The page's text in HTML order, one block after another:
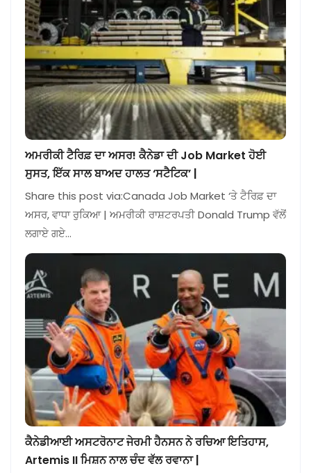
ਅਮਰੀਕੀ ਟੈਰਿਫ਼ ਦਾ ਅਸਰ! ਕੈਨੇਡਾ ਦੀ Job Market ਹੋਈ
ਸੁਸਤ, ਇੱਕ ਸਾਲ ਬਾਅਦ ਹਾਲਤ ‘ਸਟੈਟਿਕ’ |
Share this post via:Canada Job Market ‘ਤੇ ਟੈਰਿਫ਼ ਦਾ
ਅਸਰ, ਵਾਧਾ ਰੁਕਿਆ | ਅਮਰੀਕੀ ਰਾਸ਼ਟਰਪਤੀ Donald Trump ਵੱਲੋਂ
ਲਗਾਏ ਗਏ…
ਕੈਨੇਡੀਆਈ ਅਸਟਰੋਨਾਟ ਜੇਰਮੀ ਹੈਨਸਨ ਨੇ ਰਚਿਆ ਇਤਿਹਾਸ,
Artemis II ਮਿਸ਼ਨ ਨਾਲ ਚੰਦ ਵੱਲ ਰਵਾਨਾ |